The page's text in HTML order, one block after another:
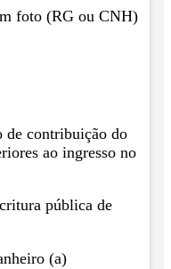
foto (RG ou CNH)
de contribuição do
ao ingresso no
pública de
(a)